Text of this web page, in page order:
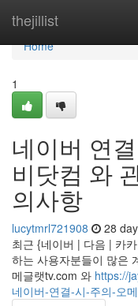
thejillist
Home
Home
1
네이버 연
비닷컴 와
의사항
lucytmrl721908 28
최근 {네이버 | 다음 | 카
하는 사용자분들이 많은
메글랫tv.com 와 https://
네이버-연결-시-주의-오